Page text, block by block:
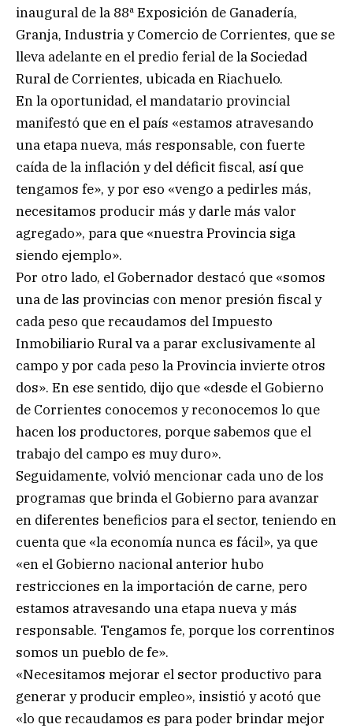
inaugural de la 88ª Exposición de Ganadería,
Granja, Industria y Comercio de Corrientes, que se
lleva adelante en el predio ferial de la Sociedad
Rural de Corrientes, ubicada en Riachuelo.
En la oportunidad, el mandatario provincial
manifestó que en el país «estamos atravesando
una etapa nueva, más responsable, con fuerte
caída de la inflación y del déficit fiscal, así que
tengamos fe», y por eso «vengo a pedirles más,
necesitamos producir más y darle más valor
agregado», para que «nuestra Provincia siga
siendo ejemplo».
Por otro lado, el Gobernador destacó que «somos
una de las provincias con menor presión fiscal y
cada peso que recaudamos del Impuesto
Inmobiliario Rural va a parar exclusivamente al
campo y por cada peso la Provincia invierte otros
dos». En ese sentido, dijo que «desde el Gobierno
de Corrientes conocemos y reconocemos lo que
hacen los productores, porque sabemos que el
trabajo del campo es muy duro».
Seguidamente, volvió mencionar cada uno de los
programas que brinda el Gobierno para avanzar
en diferentes beneficios para el sector, teniendo en
cuenta que «la economía nunca es fácil», ya que
«en el Gobierno nacional anterior hubo
restricciones en la importación de carne, pero
estamos atravesando una etapa nueva y más
responsable. Tengamos fe, porque los correntinos
somos un pueblo de fe».
«Necesitamos mejorar el sector productivo para
generar y producir empleo», insistió y acotó que
«lo que recaudamos es para poder brindar mejor